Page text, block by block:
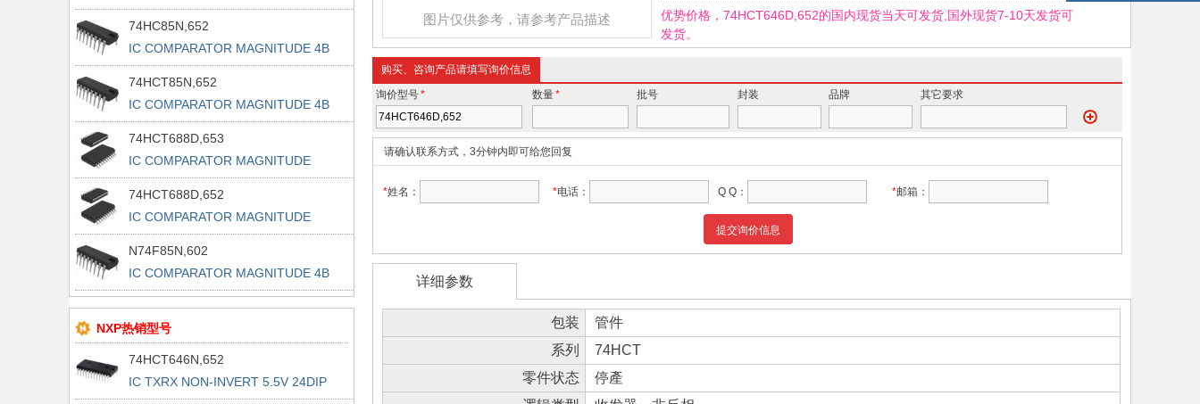
20DIP
74HC85N,652
IC COMPARATOR MAGNITUDE 4B
16DIP
74HCT85N,652
IC COMPARATOR MAGNITUDE 4B
16DIP
74HCT688D,653
IC COMPARATOR MAGNITUDE
20SOIC
74HCT688D,652
IC COMPARATOR MAGNITUDE
20SOIC
N74F85N,602
IC COMPARATOR MAGNITUDE 4B
16DIP
NXP热销型号
74HCT646N,652
IC TXRX NON-INVERT 5.5V 24DIP
图片仅供参考，请参考产品描述
优势价格，74HCT646D,652的国内现货当天可发货,国外现货7-10天发货可
发货。
购买、咨询产品请填写询价信息
询价型号* 数量* 批号 封装 品牌 其它要求
请确认联系方式，3分钟内即可给您回复
*姓名： *电话： Q Q： *邮箱：
提交询价信息
详细参数
包装
管件
系列
74HCT
零件状态
停產